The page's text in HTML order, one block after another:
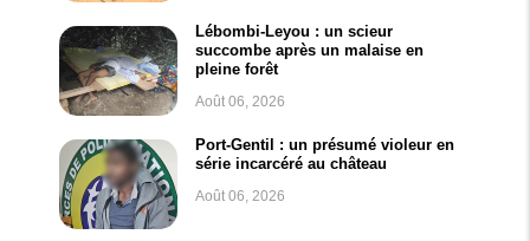
Lébombi-Leyou : un scieur
succombe après un malaise en
pleine forêt
Août 06, 2026
Port-Gentil : un présumé violeur en
série incarcéré au château
Août 06, 2026